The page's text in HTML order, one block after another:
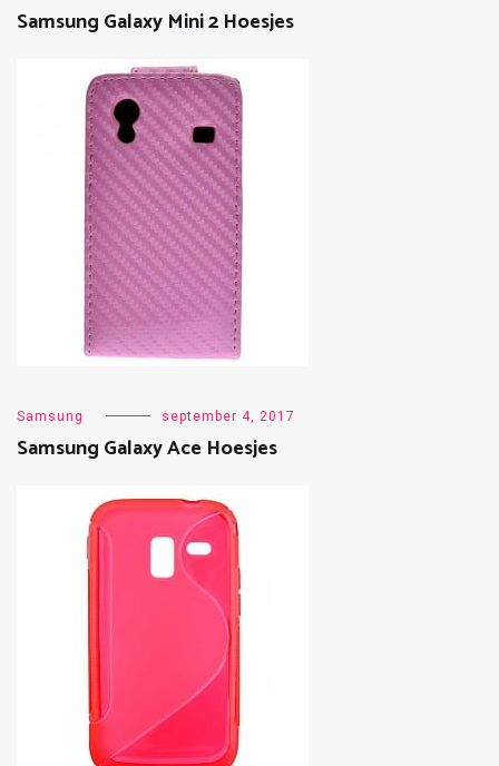
Samsung Galaxy Mini 2 Hoesjes
Samsung september 4, 2017
Samsung Galaxy Ace Hoesjes